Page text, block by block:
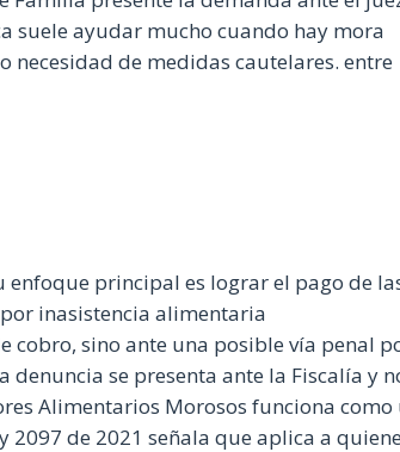
suele ayudar mucho cuando hay mora
necesidad de medidas cautelares. entre
enfoque principal es lograr el pago de
inasistencia alimentaria
cobro, sino ante una posible vía penal
se presenta ante la Fiscalía y
Alimentarios Morosos funciona como
de 2021 señala que aplica a